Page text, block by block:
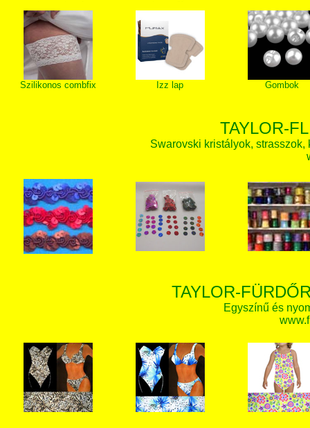
Szilikonos combfix Izz lap Gombok
TAYLOR-
Swarovski kristályok,
TAYLOR-
Egyszínű és